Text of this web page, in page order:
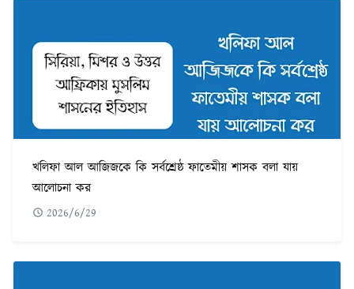
খলিফা আল আজিজকে কি সর্বশ্রেষ্ঠ ফাতেমীয় শাসক বলা যায়
আলোচনা কর
2026/6/29